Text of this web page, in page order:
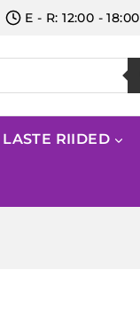
E - R: 12:00 - 18:00
LASTE RIIDED